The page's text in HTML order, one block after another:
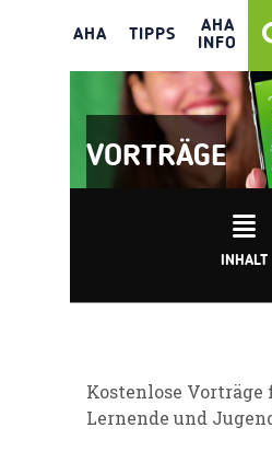
AHA TIPPS
AHA
INFO
VORTRÄGE
INHALT
Kostenlose Vorträge
Lernende und